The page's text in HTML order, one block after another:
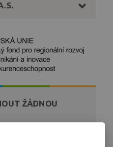
ŽÁDNOU
zasílání novinek a akcí